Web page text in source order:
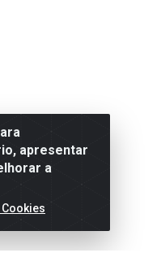
apresentar
a